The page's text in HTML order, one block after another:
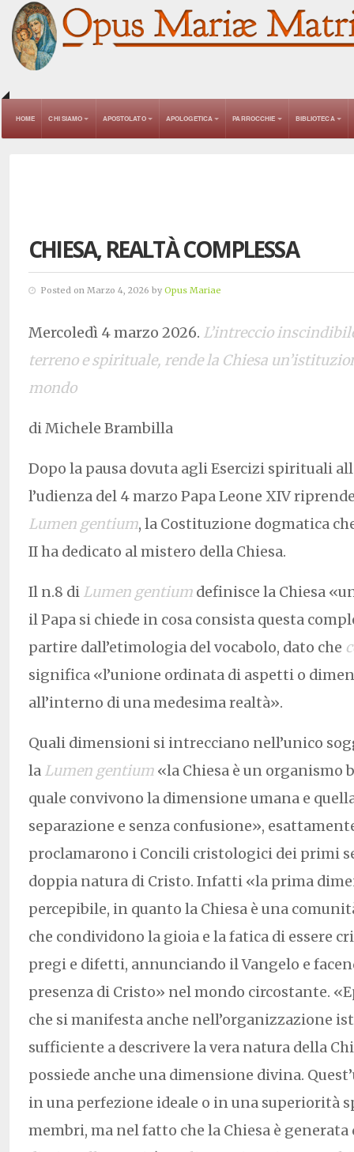
HOME CHI SIAMO APOSTOLATO APOLOGETICA PARROCCHIE BIBLIOTECA
CHIESA, REALTÀ COMPLESSA
Posted on Marzo 4, 2026 by Opus Mariae
Mercoledì 4 marzo 2026. L’intreccio
terreno e spirituale, rende la Chiesa
mondo
di Michele Brambilla
Dopo la pausa dovuta agli Esercizi spirituali
l’udienza del 4 marzo Papa Leone XIV
Lumen gentium, la Costituzione dogmatica
II ha dedicato al mistero della Chiesa.
Il n.8 di Lumen gentium definisce la Chiesa
il Papa si chiede in cosa consista questa
partire dall’etimologia del vocabolo, dato che
significa «l’unione ordinata di aspetti o
all’interno di una medesima realtà».
Quali dimensioni si intrecciano nell’unico
la Lumen gentium «la Chiesa è un organismo
quale convivono la dimensione umana e
separazione e senza confusione»,
proclamarono i Concili cristologici dei primi
doppia natura di Cristo. Infatti «la prima
percepibile, in quanto la Chiesa è una
che condividono la gioia e la fatica di essere
pregi e difetti, annunciando il Vangelo e
presenza di Cristo» nel mondo circostante.
che si manifesta anche nell’organizzazione
sufficiente a descrivere la vera natura della
possiede anche una dimensione divina.
in una perfezione ideale o in una superiorità
membri, ma nel fatto che la Chiesa è generata